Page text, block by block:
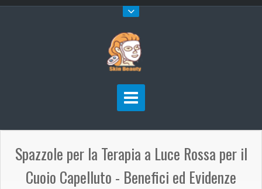
Spazzole per la Terapia a Luce Rossa per il
Cuoio Capelluto - Benefici ed Evidenze